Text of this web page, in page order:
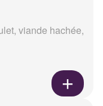
viande hachée,